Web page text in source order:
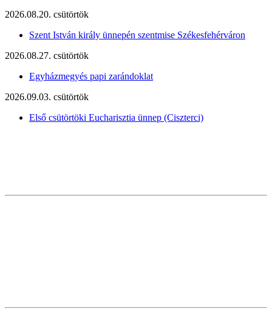
2026.08.20. csütörtök
Szent István király ünnepén szentmise Székesfehérváron
2026.08.27. csütörtök
Egyházmegyés papi zarándoklat
2026.09.03. csütörtök
Első csütörtöki Eucharisztia ünnep (Ciszterci)